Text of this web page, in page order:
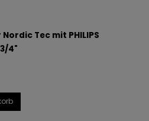
Tec mit PHILIPS
3/4"